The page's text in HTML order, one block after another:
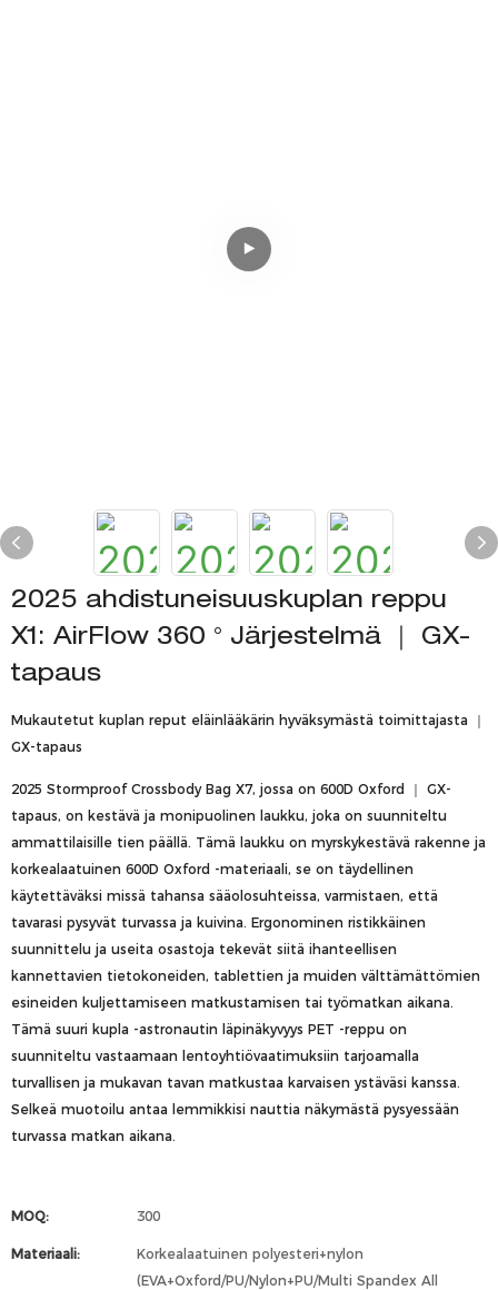
2025 ahdistuneisuuskuplan reppu
X1: AirFlow 360 ° Järjestelmä ｜ GX-
tapaus
Mukautetut kuplan reput eläinlääkärin hyväksymästä toimittajasta ｜
GX-tapaus
2025 Stormproof Crossbody Bag X7, jossa on 600D Oxford ｜ GX-
tapaus, on kestävä ja monipuolinen laukku, joka on suunniteltu
ammattilaisille tien päällä. Tämä laukku on myrskykestävä rakenne ja
korkealaatuinen 600D Oxford -materiaali, se on täydellinen
käytettäväksi missä tahansa sääolosuhteissa, varmistaen, että
tavarasi pysyvät turvassa ja kuivina. Ergonominen ristikkäinen
suunnittelu ja useita osastoja tekevät siitä ihanteellisen
kannettavien tietokoneiden, tablettien ja muiden välttämättömien
esineiden kuljettamiseen matkustamisen tai työmatkan aikana.
Tämä suuri kupla -astronautin läpinäkyvyys PET -reppu on
suunniteltu vastaamaan lentoyhtiövaatimuksiin tarjoamalla
turvallisen ja mukavan tavan matkustaa karvaisen ystäväsi kanssa.
Selkeä muotoilu antaa lemmikkisi nauttia näkymästä pysyessään
turvassa matkan aikana.
MOQ: 300
Materiaali:
Korkealaatuinen polyesteri+nylon
(EVA+Oxford/PU/Nylon+PU/Multi Spandex All